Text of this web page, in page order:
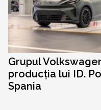
Grupul
producția lui ID.
Spania